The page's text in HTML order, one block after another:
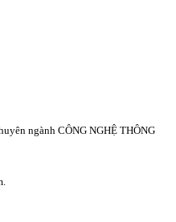
ngành CÔNG NGHỆ THÔNG